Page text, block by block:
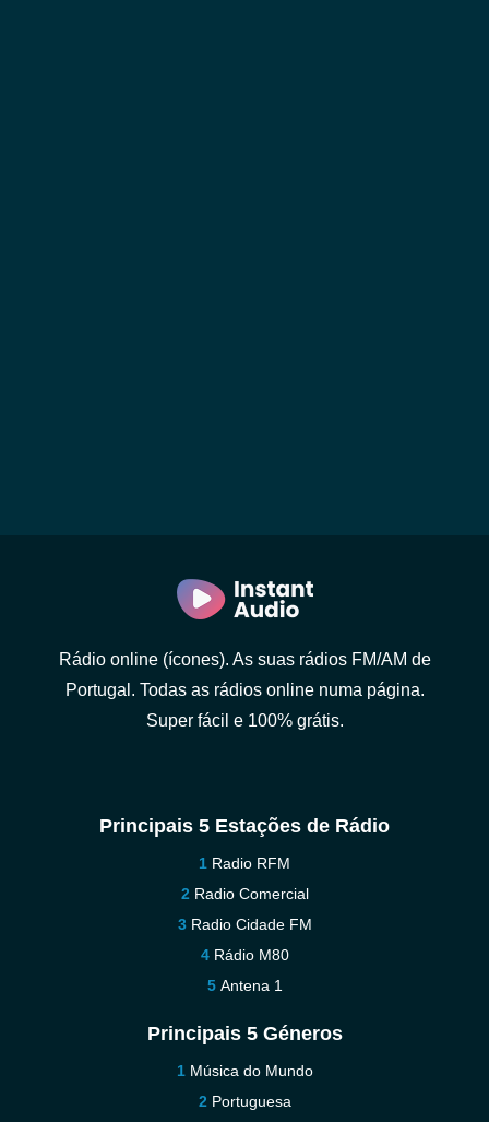
Rádio online (ícones). As suas rádios FM/AM de
Portugal. Todas as rádios online numa página.
Super fácil e 100% grátis.
Principais 5 Estações de Rádio
Radio RFM
Radio Comercial
Radio Cidade FM
Rádio M80
Antena 1
Principais 5 Géneros
Música do Mundo
Portuguesa